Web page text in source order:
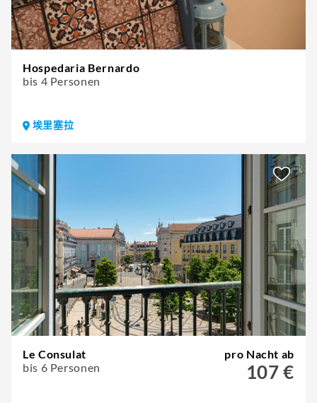
Hospedaria Bernardo
bis 4 Personen
埃里塞拉
Le Consulat
bis 6 Personen
pro Nacht ab
107 €